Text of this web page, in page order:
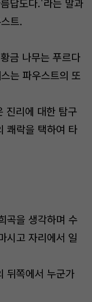
답도다.'라는 말과
트.
금 나무는 푸르다
는 파우스트의 또
진리에 대한 탐구
쾌락을 택하여 타
곡을 생각하며 수
시고 자리에서 일
뒤쪽에서 누군가